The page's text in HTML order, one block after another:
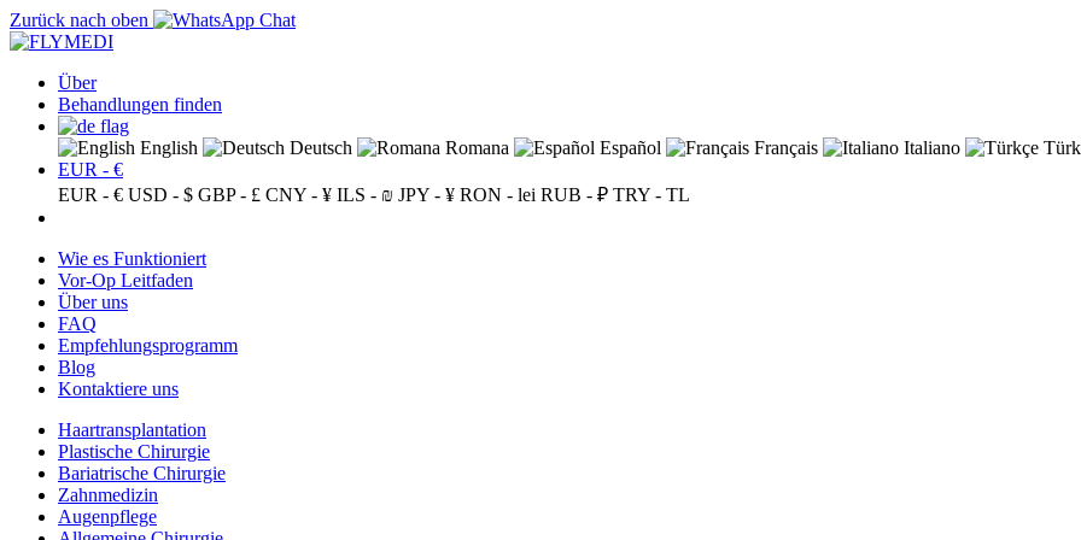
Zurück nach oben
Über
Behandlungen finden
English Deutsch Romana Español Français Italiano
EUR - €
EUR - € USD - $ GBP - £ CNY - ¥ ILS - ₪ JPY - ¥ RON - lei RUB - ₽ TRY - TL
Wie es Funktioniert
Vor-Op Leitfaden
Über uns
FAQ
Empfehlungsprogramm
Blog
Kontaktiere uns
Haartransplantation
Plastische Chirurgie
Bariatrische Chirurgie
Zahnmedizin
Augenpflege